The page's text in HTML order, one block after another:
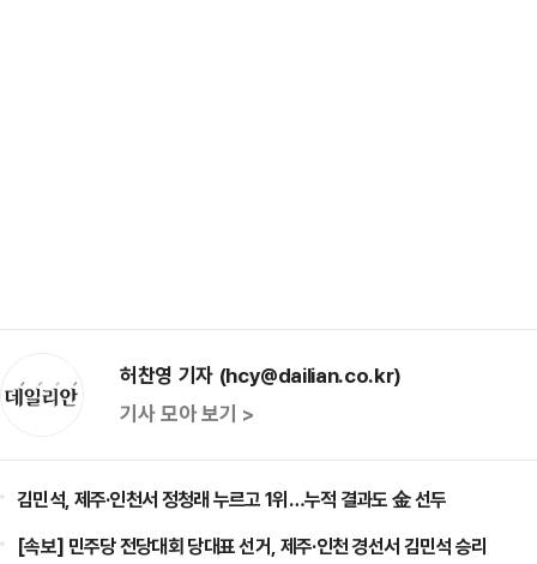
허찬영 기자 (hcy@dailian.co.kr)
기사 모아 보기 >
김민석, 제주·인천서 정청래 누르고 1위…누적 결과도 金 선두
[속보] 민주당 전당대회 당대표 선거, 제주·인천 경선서 김민석 승리